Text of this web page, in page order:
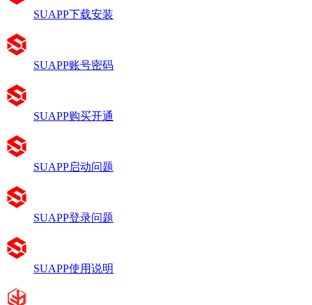
SUAPP下载安装
SUAPP账号密码
SUAPP购买开通
SUAPP启动问题
SUAPP登录问题
SUAPP使用说明